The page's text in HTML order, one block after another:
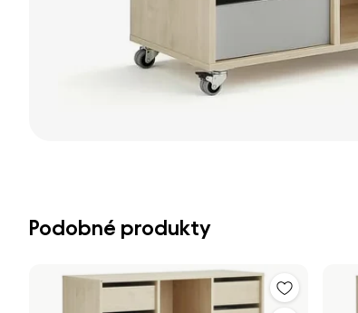
Podobné produkty